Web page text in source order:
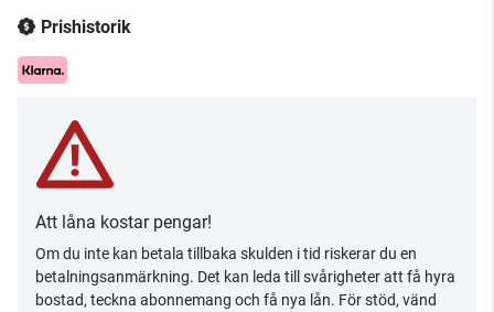
Prishistorik
Att låna kostar pengar!
Om du inte kan betala tillbaka skulden i tid riskerar du en
betalningsanmärkning. Det kan leda till svårigheter att få hyra
bostad, teckna abonnemang och få nya lån. För stöd, vänd